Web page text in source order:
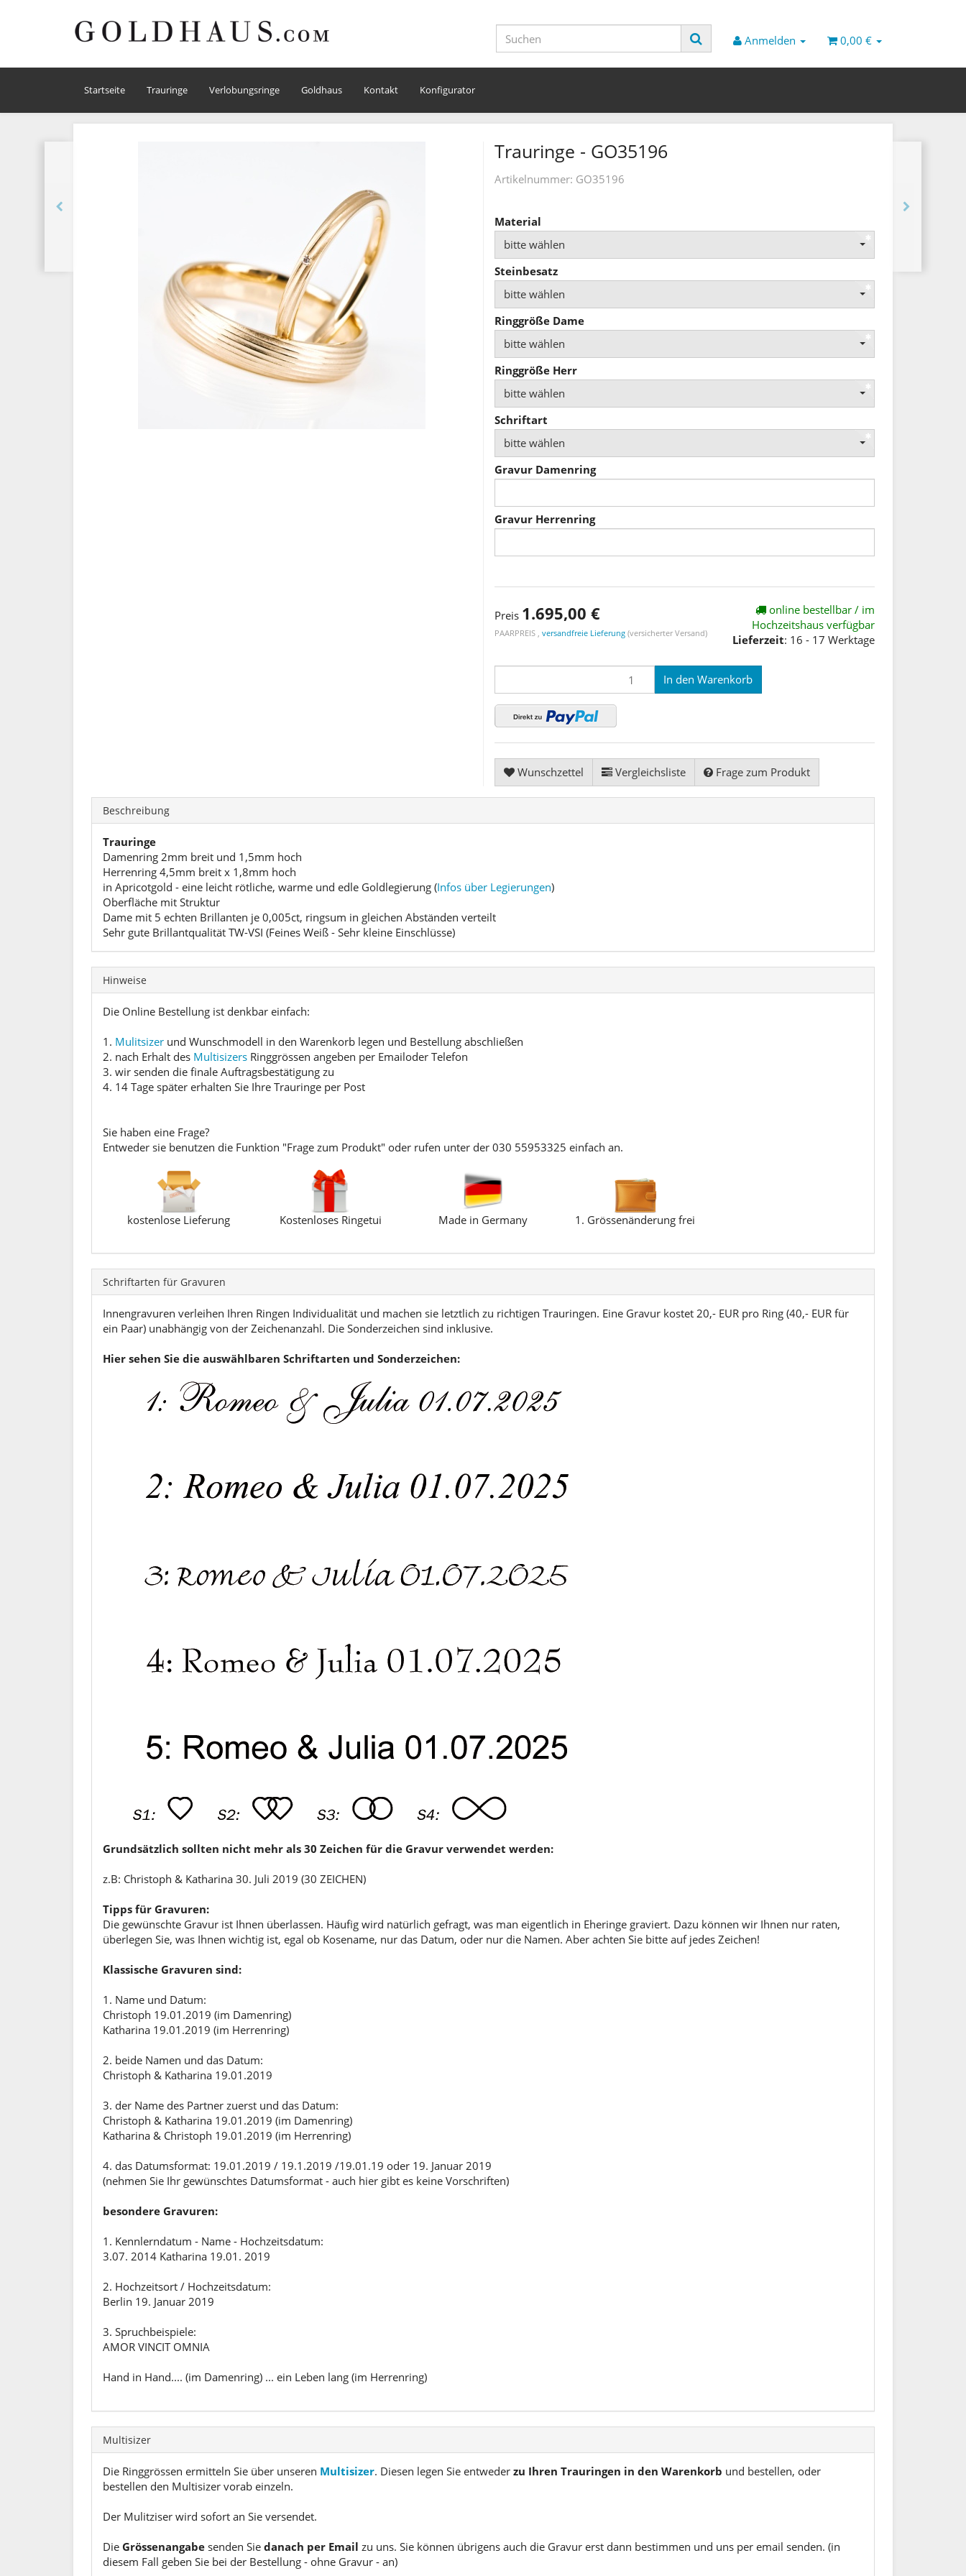
Anmelden 0,00 €
Startseite Trauringe Verlobungsringe Goldhaus Kontakt Konfigurator
Trauringe - GO35196
Artikelnummer: GO35196
Material
bitte wählen
Steinbesatz
bitte wählen
Ringgröße Dame
bitte wählen
Ringgröße Herr
bitte wählen
Schriftart
bitte wählen
Gravur Damenring
Gravur Herrenring
Preis 1.695,00 €
PAARPREIS , versandfreie Lieferung (versicherter Versand)
online bestellbar / im
Hochzeitshaus verfügbar
Lieferzeit: 16 - 17 Werktage
In den Warenkorb
Wunschzettel Vergleichsliste Frage zum Produkt
Beschreibung
Trauringe
Damenring 2mm breit und 1,5mm hoch
Herrenring 4,5mm breit x 1,8mm hoch
in Apricotgold - eine leicht rötliche, warme und edle Goldlegierung (Infos über Legierungen)
Oberfläche mit Struktur
Dame mit 5 echten Brillanten je 0,005ct, ringsum in gleichen Abständen verteilt
Sehr gute Brillantqualität TW-VSI (Feines Weiß - Sehr kleine Einschlüsse)
Hinweise
Die Online Bestellung ist denkbar einfach:
1. Mulitsizer und Wunschmodell in den Warenkorb legen und Bestellung abschließen
2. nach Erhalt des Multisizers Ringgrössen angeben per Emailoder Telefon
3. wir senden die finale Auftragsbestätigung zu
4. 14 Tage später erhalten Sie Ihre Trauringe per Post
Sie haben eine Frage?
Entweder sie benutzen die Funktion "Frage zum Produkt" oder rufen unter der 030 55953325 einfach an.
kostenlose Lieferung Kostenloses Ringetui Made in Germany 1. Grössenänderung frei
Schriftarten für Gravuren
Innengravuren verleihen Ihren Ringen Individualität und machen sie letztlich zu richtigen Trauringen. Eine Gravur kostet 20,- EUR pro Ring (40,- EUR für
ein Paar) unabhängig von der Zeichenanzahl. Die Sonderzeichen sind inklusive.
Hier sehen Sie die auswählbaren Schriftarten und Sonderzeichen:
Grundsätzlich sollten nicht mehr als 30 Zeichen für die Gravur verwendet werden:
z.B: Christoph & Katharina 30. Juli 2019 (30 ZEICHEN)
Tipps für Gravuren:
Die gewünschte Gravur ist Ihnen überlassen. Häufig wird natürlich gefragt, was man eigentlich in Eheringe graviert. Dazu können wir Ihnen nur raten,
überlegen Sie, was Ihnen wichtig ist, egal ob Kosename, nur das Datum, oder nur die Namen. Aber achten Sie bitte auf jedes Zeichen!
Klassische Gravuren sind:
1. Name und Datum:
Christoph 19.01.2019 (im Damenring)
Katharina 19.01.2019 (im Herrenring)
2. beide Namen und das Datum:
Christoph & Katharina 19.01.2019
3. der Name des Partner zuerst und das Datum:
Christoph & Katharina 19.01.2019 (im Damenring)
Katharina & Christoph 19.01.2019 (im Herrenring)
4. das Datumsformat: 19.01.2019 / 19.1.2019 /19.01.19 oder 19. Januar 2019
(nehmen Sie Ihr gewünschtes Datumsformat - auch hier gibt es keine Vorschriften)
besondere Gravuren:
1. Kennlerndatum - Name - Hochzeitsdatum:
3.07. 2014 Katharina 19.01. 2019
2. Hochzeitsort / Hochzeitsdatum:
Berlin 19. Januar 2019
3. Spruchbeispiele:
AMOR VINCIT OMNIA
Hand in Hand.... (im Damenring) ... ein Leben lang (im Herrenring)
Multisizer
Die Ringgrössen ermitteln Sie über unseren Multisizer. Diesen legen Sie entweder zu Ihren Trauringen in den Warenkorb und bestellen, oder
bestellen den Multisizer vorab einzeln.
Der Mulitziser wird sofort an Sie versendet.
Die Grössenangabe senden Sie danach per Email zu uns. Sie können übrigens auch die Gravur erst dann bestimmen und uns per email senden. (in
diesem Fall geben Sie bei der Bestellung - ohne Gravur - an)